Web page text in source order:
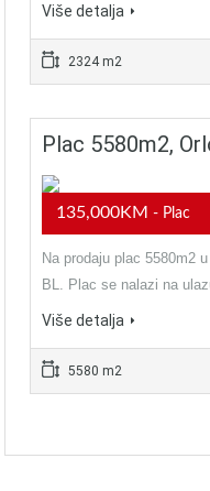
Više detalja
2324 m2
Plac 5580m2,
135,000KM - Plac
Na prodaju plac 5580m2
BL. Plac se nalazi na
Više detalja
5580 m2